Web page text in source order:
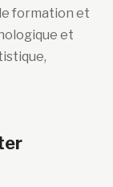
formation et
et